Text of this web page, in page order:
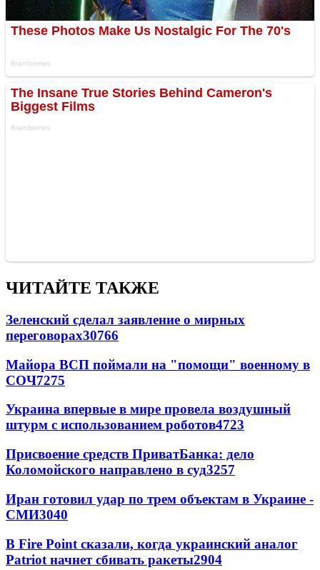
ЧИТАЙТЕ ТАКЖЕ
Зеленский сделал заявление о мирных
переговорах30766
Майора ВСП поймали на "помощи" военному в
СОЧ7275
Украина впервые в мире провела воздушный
штурм с использованием роботов4723
Присвоение средств ПриватБанка: дело
Коломойского направлено в суд3257
Иран готовил удар по трем объектам в Украине -
СМИ3040
В Fire Point сказали, когда украинский аналог
Patriot начнет сбивать ракеты2904